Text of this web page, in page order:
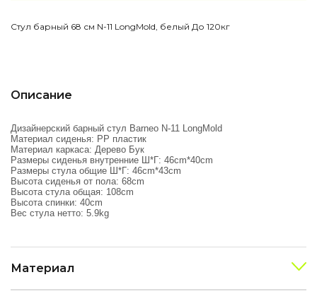
Стул барный 68 см N-11 LongMold, белый До 120кг
Описание
Дизайнерский барный стул Barneo N-11 LongMold
Материал сиденья: PP пластик
Материал каркаса: Дерево Бук
Размеры сиденья внутренние Ш*Г: 46cm*40cm
Размеры стула общие Ш*Г: 46cm*43cm
Высота сиденья от пола: 68cm
Высота стула общая: 108cm
Высота спинки: 40cm
Вес стула нетто: 5.9kg
Материал